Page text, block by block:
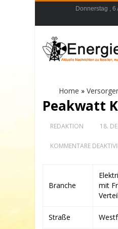
Donnerstag , 6
Home » Versorger
Peakwatt
REDAKTION 18.
KOMMENTARE
Branche
mit
Straße